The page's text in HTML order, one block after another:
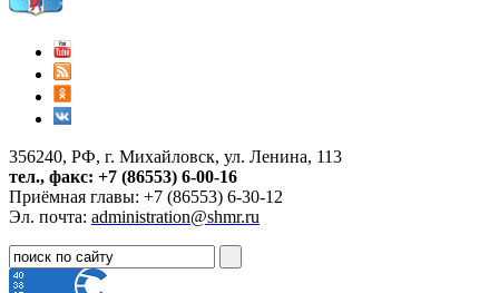
356240, РФ, г. Михайловск, ул. Ленина, 113
тел., факс: +7 (86553) 6-00-16
Приёмная главы: +7 (86553) 6-30-12
Эл. почта: administration@shmr.ru